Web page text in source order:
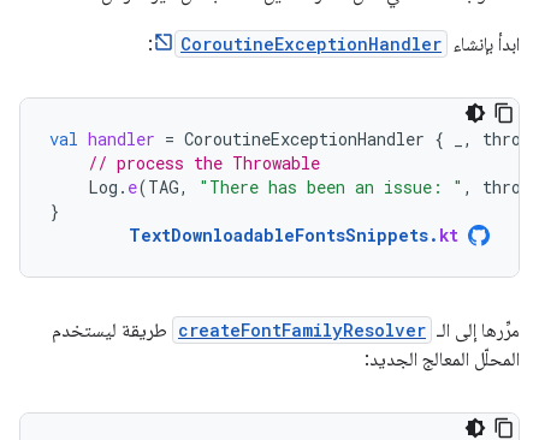
ابدأ بإنشاء CoroutineExceptionHandler
:
val handler = CoroutineExceptionHandler { ,
// process the Throwable
Log . e(TAG, "There has been an issue: " ,
}
TextDownloadableFontsSnippets. kt
مرِّرها إلى الـ createFontFamilyResolver طريقة ليستخدم
المحلّل المعالج الجديد: